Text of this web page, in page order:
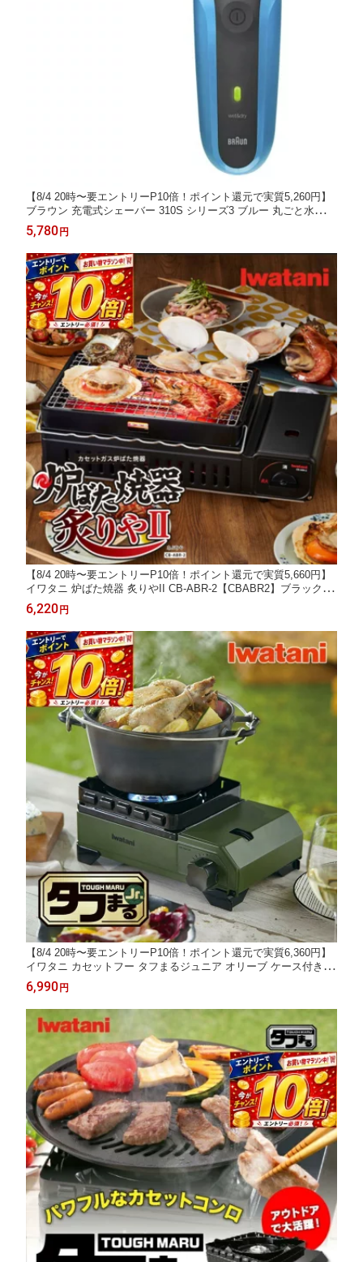
【8/4 20時〜要エントリーP10倍！ポイント還元で実質5,260円】
ブラウン 充電式シェーバー 310S シリーズ3 ブルー 丸ごと水洗い
ひげ剃り 深剃り 電圧自動切換え P&G 全国送料無料 お風呂剃り
在庫有
5,780円
【8/4 20時〜要エントリーP10倍！ポイント還元で実質5,660円】
イワタニ 炉ばた焼器 炙りやII CB-ABR-2【CBABR2】ブラック カ
セットガス 焼き鳥 網焼き 串焼き 海鮮焼き 炉ばた大将 全国送料
無料 在庫有
6,220円
【8/4 20時〜要エントリーP10倍！ポイント還元で実質6,360円】
イワタニ カセットフー タフまるジュニア オリーブ ケース付き C
B-ODX-JR CBODXJR カセットコンロ バーベキューコンロ コン
パクト Iwatani アウトドア キャンプ 全国送料無料 タフまるJr.
6,990円